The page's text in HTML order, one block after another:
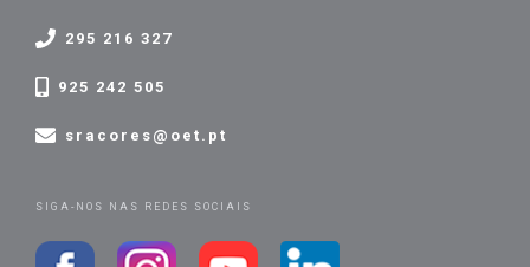
295 216 327
925 242 505
sracores@oet.pt
SIGA-NOS NAS REDES SOCIAIS